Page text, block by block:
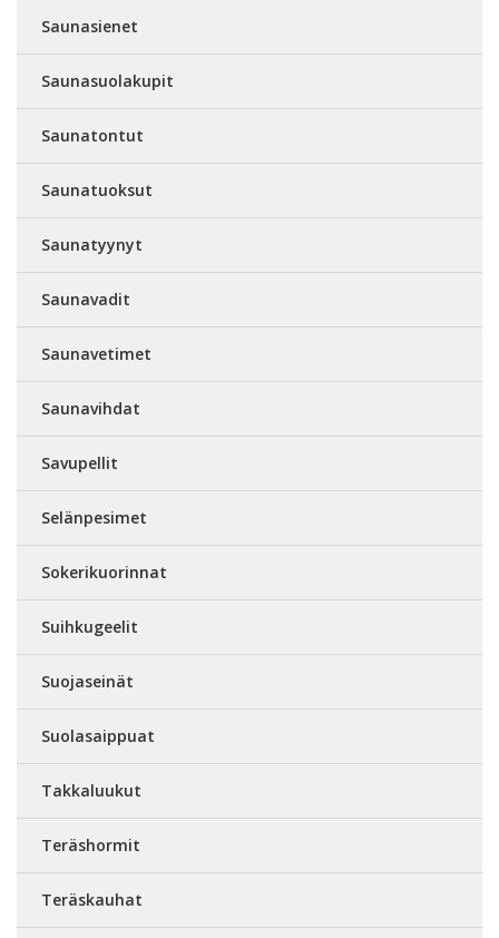
Saunasienet
Saunasuolakupit
Saunatontut
Saunatuoksut
Saunatyynyt
Saunavadit
Saunavetimet
Saunavihdat
Savupellit
Selänpesimet
Sokerikuorinnat
Suihkugeelit
Suojaseinät
Suolasaippuat
Takkaluukut
Teräshormit
Teräskauhat